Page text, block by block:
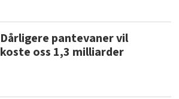
Dårligere pantevaner vil
koste oss 1,3 milliarder